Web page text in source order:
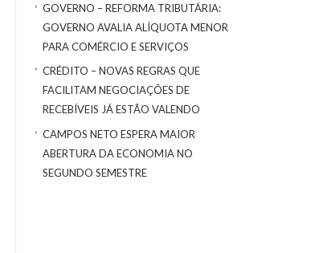
GOVERNO – REFORMA TRIBUTÁRIA:
GOVERNO AVALIA ALÍQUOTA MENOR
PARA COMÉRCIO E SERVIÇOS
CRÉDITO – NOVAS REGRAS QUE
FACILITAM NEGOCIAÇÕES DE
RECEBÍVEIS JÁ ESTÃO VALENDO
CAMPOS NETO ESPERA MAIOR
ABERTURA DA ECONOMIA NO
SEGUNDO SEMESTRE